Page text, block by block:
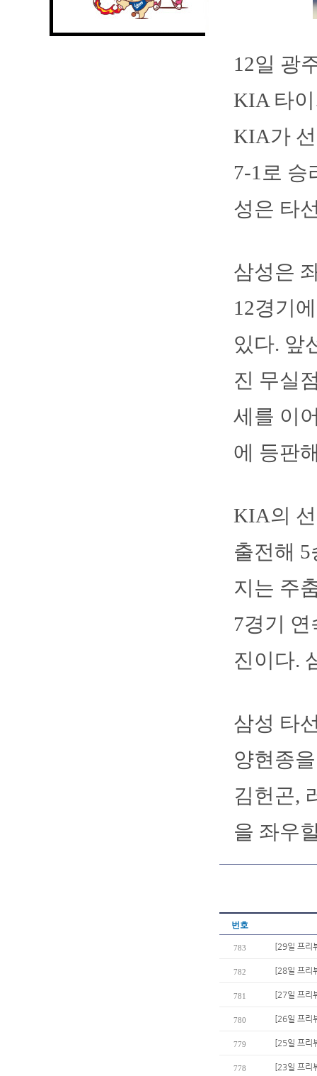
12일 광
KIA 타
KIA가
7-1로 승
성은 타
삼성은
12경기
있다. 앞
진 무실
세를 이
에 등판
KIA의
출전해
지는 주
7경기
진이다.
삼성 타
양현종
김헌곤,
을 좌우
번호
783 [29일 프리
782 [28일 프리
781 [27일 프리
780 [26일 프리
779 [25일 프리
778 [23일 프리